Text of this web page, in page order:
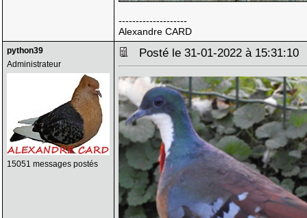
--------------------
Alexandre CARD
python39
Administrateur
15051 messages postés
Posté le 31-01-2022 à